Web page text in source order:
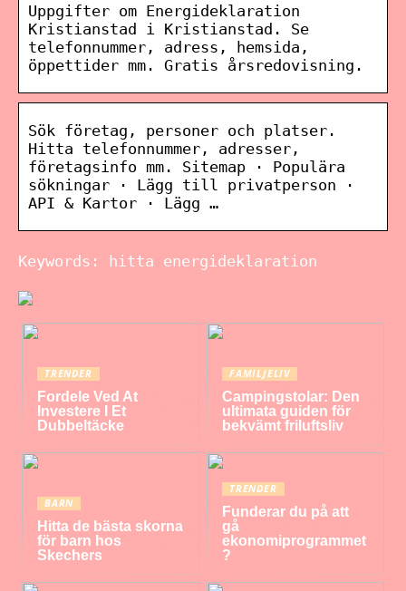
Uppgifter om Energideklaration
Kristianstad i Kristianstad. Se
telefonnummer, adress, hemsida,
öppettider mm. Gratis årsredovisning.
Sök företag, personer och platser.
Hitta telefonnummer, adresser,
företagsinfo mm. Sitemap · Populära
sökningar · Lägg till privatperson ·
API & Kartor · Lägg …
Keywords: hitta energideklaration
TRENDER
Fordele Ved At
Investere I Et
Dubbeltäcke
FAMILJELIV
Campingstolar: Den
ultimata guiden för
bekvämt friluftsliv
BARN
Hitta de bästa skorna
för barn hos
Skechers
TRENDER
Funderar du på att
gå
ekonomiprogrammet
?